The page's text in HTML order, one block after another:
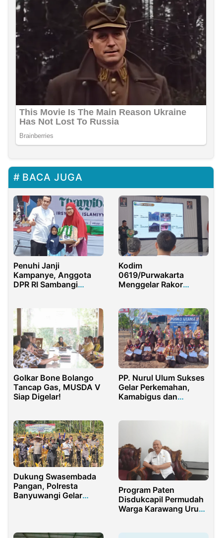
BACA JUGA
Penuhi Janji
Kampanye, Anggota
DPR RI Sambangi
Kodim
0619/Purwakarta
Menggelar Rakor
Golkar Bone Bolango
Tancap Gas, MUSDA V
Siap Digelar!
PP. Nurul Ulum Sukses
Gelar Perkemahan,
Kamabigus dan
Dukung Swasembada
Pangan, Polresta
Banyuwangi Gelar
Program Paten
Disdukcapil Permudah
Warga Karawang Urus